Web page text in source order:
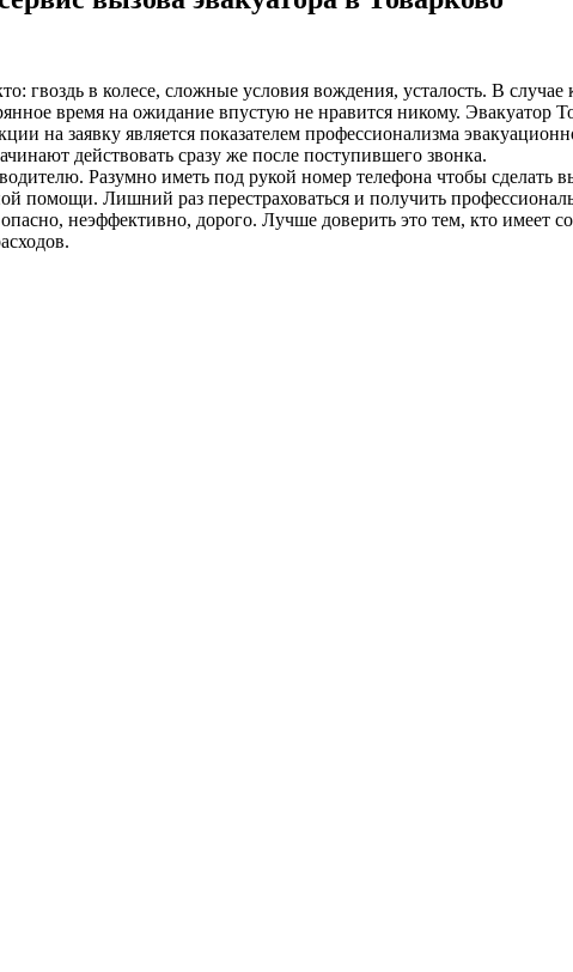
гвоздь в колесе, сложные условия вождения, усталость. В
время на ожидание впустую не нравится никому. Эвакуатор
на заявку является показателем профессионализма
действовать сразу же после поступившего звонка.
Разумно иметь под рукой номер телефона чтобы сделать
помощи. Лишний раз перестраховаться и получить
неэффективно, дорого. Лучше доверить это тем, кто имеет